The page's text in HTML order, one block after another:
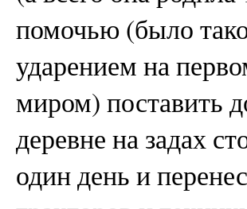
помочью (было
ударением на
миром) поставить
деревне на задах
один день и